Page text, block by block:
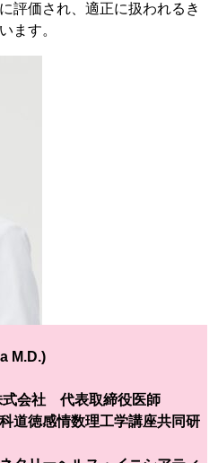
評価され、適正に扱われるき
ます。
M.D.)
式会社 代表取締役医師
道徳感情数理工学講座共同研